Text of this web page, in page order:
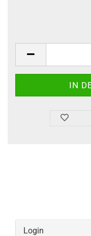
Login